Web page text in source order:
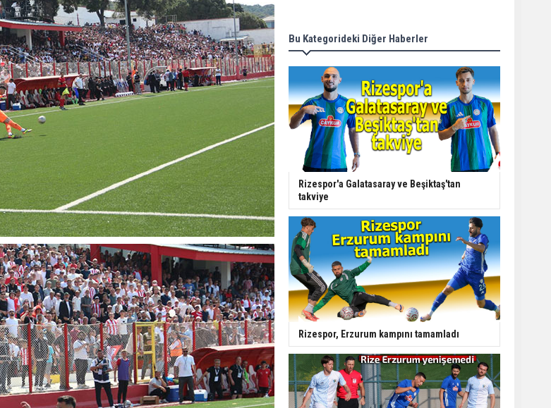
Bu Kategorideki Diğer Haberler
Rizespor'a Galatasaray ve Beşiktaş'tan
takviye
Rizespor, Erzurum kampını tamamladı